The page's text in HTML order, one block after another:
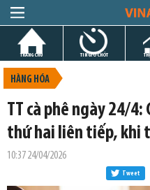
TRANG CHỦ TIN GIỜ CHÓT
HÀNG HÓA
TT cà phê ngày 24/
thứ hai liên tiếp, khi
10:37 24/04/2026
Tweet